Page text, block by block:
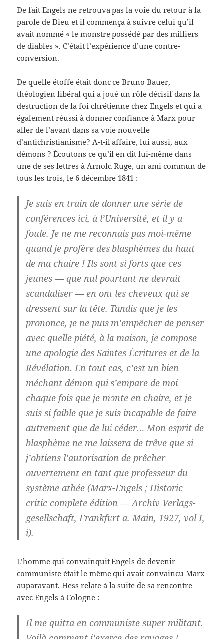
De fait Engels ne retrouva pas la voie du retour à la
parole de Dieu et il commença à suivre celui qu’il
avait nommé « le monstre possédé par des milliers
de diables ». C’était l’expérience d’une contre-
conversion.
De quelle étoffe était donc ce Bruno Bauer,
théologien libéral qui a joué un rôle décisif dans la
destruction de la foi chrétienne chez Engels et qui a
également réussi à donner confiance à Marx pour
aller de l’avant dans sa voie nouvelle
d’antichristianisme? A-t-il affaire, lui aussi, aux
démons ? Écoutons ce qu’il en dit lui-même dans
une de ses lettres à Arnold Ruge, un ami commun de
tous les trois, le 6 décembre 1841 :
Je suis en train de donner une série de
conférences ici, à l’Université, et il y a
foule. Je ne me reconnais pas moi-même
quand je profère des blasphèmes du haut
de ma chaire ! Ils sont si forts que ces
jeunes — que nul pourtant ne devrait
scandaliser — en ont les cheveux qui se
dressent sur la tête. Tandis que je les
prononce, je ne puis m’empêcher de penser
avec quelle piété, à la maison, je compose
une apologie des Saintes Écritures et de la
Révélation. En tout cas, c’est un bien
méchant démon qui s’empare de moi
chaque fois que je monte en chaire, et je
suis si faible que je suis incapable de faire
autrement que de lui céder… Mon esprit de
blasphème ne me laissera de trêve que si
j’obtiens l’autorisation de prêcher
ouvertement en tant que professeur du
système athée (Marx-Engels ; Historic
critic complete édition — Archiv Verlags-
gesellschaft, Frankfurt a. Main, 1927, vol I,
i).
L’homme qui convainquit Engels de devenir
communiste était le même qui avait convaincu Marx
auparavant. Hess relate à la suite de sa rencontre
avec Engels à Cologne :
Il me quitta en communiste super militant.